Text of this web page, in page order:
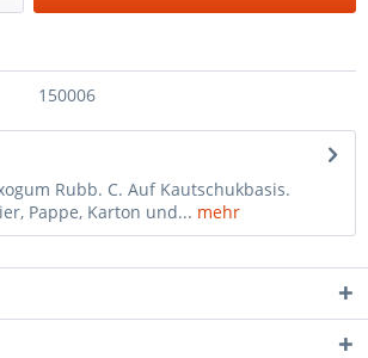
150006
Rubb. C. Auf Kautschukbasis.
Pappe, Karton und... mehr